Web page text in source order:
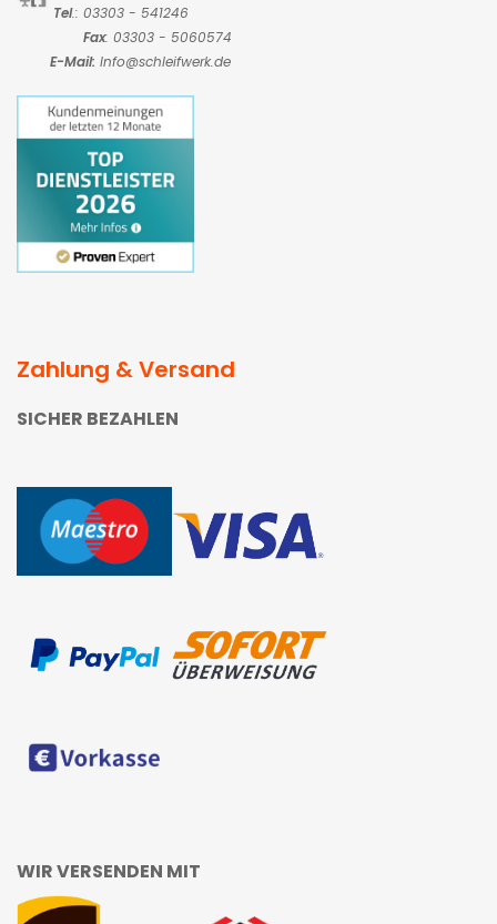
Tel.: 03303 - 541246
Fax: 03303 - 5060574
E-Mail: Info@schleifwerk.de
Zahlung & Versand
SICHER BEZAHLEN
WIR VERSENDEN MIT